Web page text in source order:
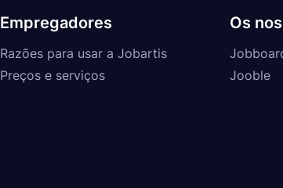
Empregadores
Razões para usar a Jobartis
Preços e serviços
Os
Jooble